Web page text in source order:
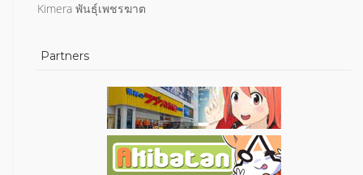
Kimera พันธุ์เพชรฆาต
Partners